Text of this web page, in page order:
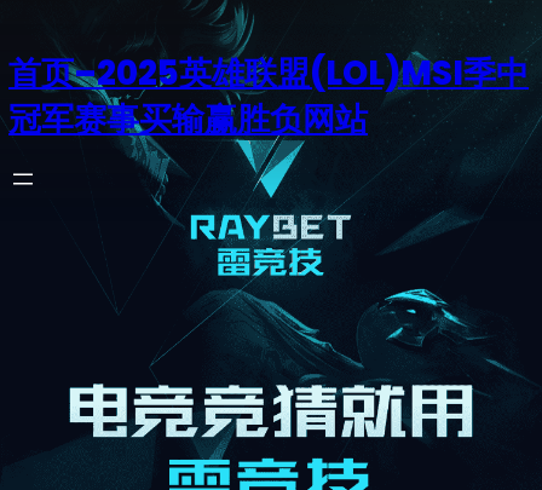
首页–2025英雄联盟(LOL)MSI季中
冠军赛事买输赢胜负网站